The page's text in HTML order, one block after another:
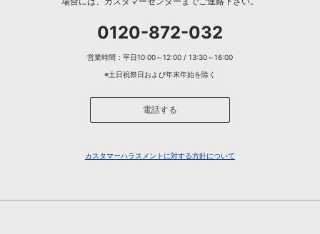
0120-872-032
営業時間：平日10:00～12:00 / 13:30～16:00
※土日祝祭日および年末年始を除く
電話する
カスタマーハラスメントに対する方針について